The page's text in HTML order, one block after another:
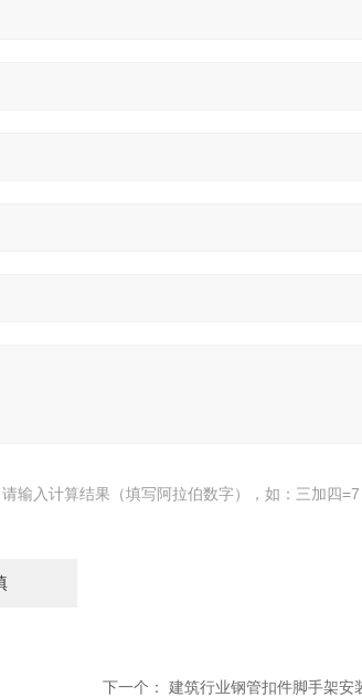
请输入计算结果（填写阿拉伯数字），如：三加四=7
下一个： 建筑行业钢管扣件脚手架安